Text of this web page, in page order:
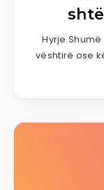
Hyrje
vështirë ose